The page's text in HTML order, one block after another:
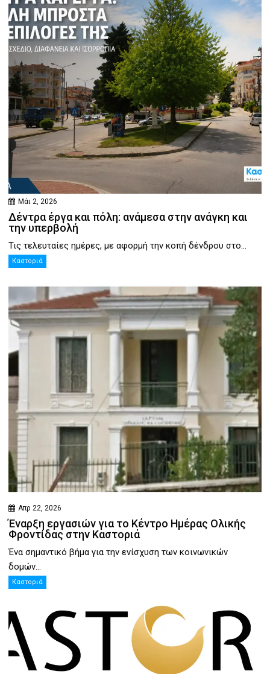
Μάι 2, 2026
Δέντρα έργα και πόλη: ανάμεσα στην ανάγκη και
την υπερβολή
Τις τελευταίες ημέρες, με αφορμή την κοπή δένδρου στο...
Καστοριά
Απρ 22, 2026
Έναρξη εργασιών για το Κέντρο Ημέρας Ολικής
Φροντίδας στην Καστοριά
Ένα σημαντικό βήμα για την ενίσχυση των κοινωνικών
δομών...
Καστοριά